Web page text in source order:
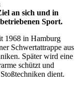
an sich und in
Sport.
1968 in Hamburg
Schwertattrappe aus
Später wird eine
schützt und
dient.